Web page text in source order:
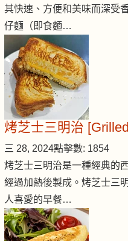
其快速、方便和美味而深受
仔麵（即食麵…
烤芝士三明治
三 28, 2024點擊數: 1854
烤芝士三明治是一種經典的
經過加熱後製成。烤芝士三
人喜愛的早餐…